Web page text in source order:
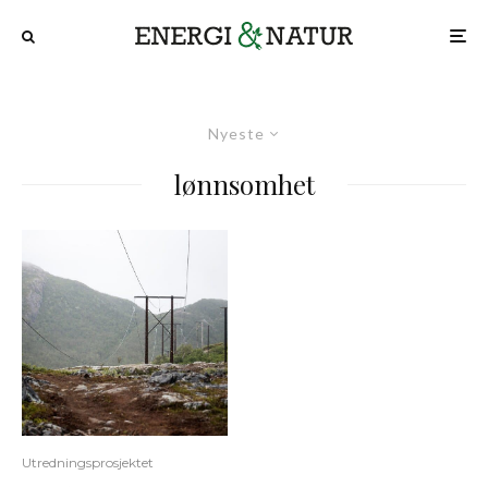
Nyeste
lønnsomhet
Utredningsprosjektet